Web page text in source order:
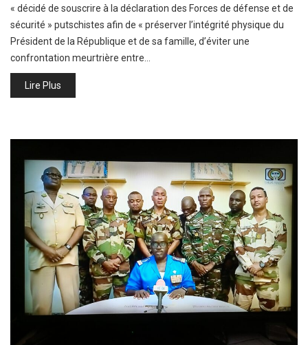
« décidé de souscrire à la déclaration des Forces de défense et de
sécurité » putschistes afin de « préserver l’intégrité physique du
Président de la République et de sa famille, d’éviter une
confrontation meurtrière entre…
Lire Plus